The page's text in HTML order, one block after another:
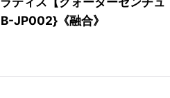
JP002}《融合》